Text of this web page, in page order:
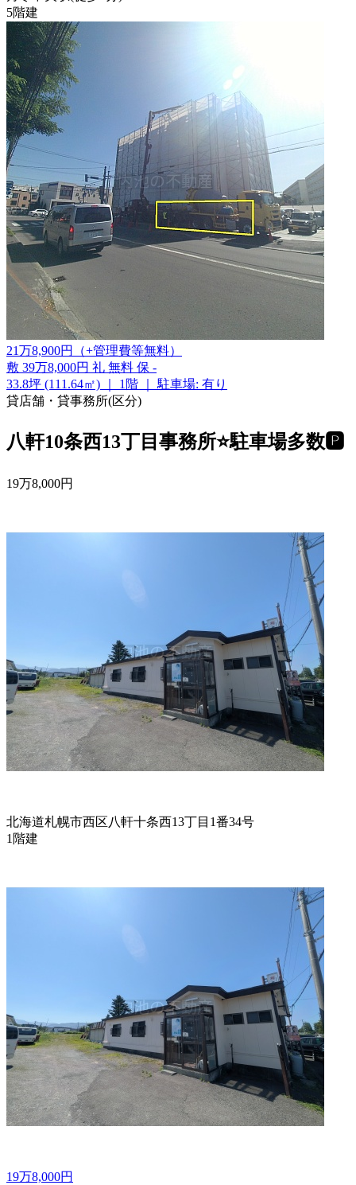
5階建
21万8,900円 （+管理費等無料）
敷 39万8,000円 礼 無料 保 -
33.8坪 (111.64㎡)
1階
駐車場: 有り
貸店舗・貸事務所(区分)
八軒10条西13丁目事務所⭐駐車場多数🅿️
19万8,000円
北海道札幌市西区八軒十条西13丁目1番34号
1階建
19万8,000円